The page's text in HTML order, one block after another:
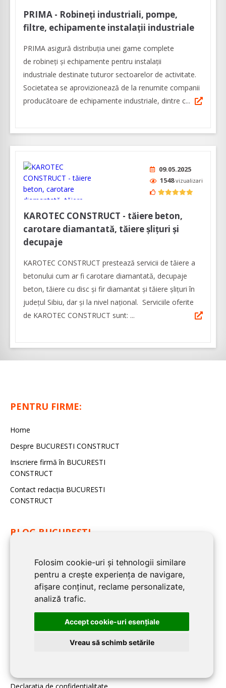
Folosim cookie-uri și tehnologii similare
pentru a crește experiența de navigare,
afișare conținut, reclame personalizate,
analiză trafic.
Accept cookie-uri esenţiale
Vreau să schimb setările
PRIMA - Robineți industriali, pompe,
filtre, echipamente instalații industriale
PRIMA asigură distribuția unei game complete
de robineți și echipamente pentru instalații
industriale destinate tuturor sectoarelor de activitate.
Societatea se aprovizionează de la renumite companii
producătoare de echipamente industriale, dintre c...
09.05.2025
1548vizualizari
KAROTEC CONSTRUCT - tăiere beton,
carotare diamantată, tăiere şliţuri şi
decupaje
KAROTEC CONSTRUCT prestează servicii de tăiere a
betonului cum ar fi carotare diamantată, decupaje
beton, tăiere cu disc şi fir diamantat şi tăiere şliţuri în
judeţul Sibiu, dar şi la nivel naţional. Serviciile oferite
de KAROTEC CONSTRUCT sunt: ...
PENTRU FIRME:
Home
Despre BUCURESTI CONSTRUCT
Inscriere firmă în BUCURESTI
CONSTRUCT
Contact redacţia BUCURESTI
CONSTRUCT
BLOG BUCURESTI
Imobiliare
Articole de specialitate
Sfaturi Utile
INFORMATII UTILE: